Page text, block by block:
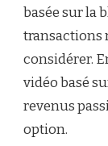
basée sur la
transactions
considérer.
vidéo basé
revenus
option.